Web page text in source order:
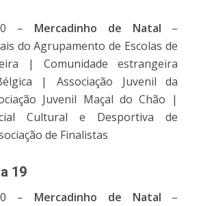
– Mercadinho de Natal –
do Agrupamento de Escolas de
| Comunidade estrangeira
| Associação Juvenil da
Juvenil Maçal do Chão |
Cultural e Desportiva de
de Finalistas
19
– Mercadinho de Natal –